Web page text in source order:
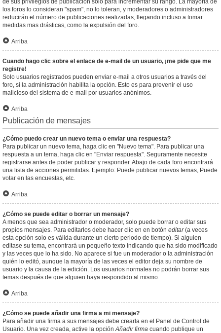
de sus privilegios de publicación solo para incrementar su rango. La mayoría de
los foros lo consideran "spam", no lo toleran, y moderadores o administradores
reducirán el número de publicaciones realizadas, llegando incluso a tomar
medidas mas drásticas, como la expulsión del foro.
Arriba
Cuando hago clic sobre el enlace de e-mail de un usuario, ¡me pide que me
registre!
Solo usuarios registrados pueden enviar e-mail a otros usuarios a través del
foro, si la administración habilita la opción. Esto es para prevenir el uso
malicioso del sistema de e-mail por usuarios anónimos.
Arriba
Publicación de mensajes
¿Cómo puedo crear un nuevo tema o enviar una respuesta?
Para publicar un nuevo tema, haga clic en "Nuevo tema". Para publicar una
respuesta a un tema, haga clic en "Enviar respuesta". Seguramente necesite
registrarse antes de poder publicar y responder. Abajo de cada foro encontrará
una lista de acciones permitidas. Ejemplo: Puede publicar nuevos temas, Puede
votar en las encuestas, etc.
Arriba
¿Cómo se puede editar o borrar un mensaje?
A menos que sea administrador o moderador, solo puede borrar o editar sus
propios mensajes. Para editarlos debe hacer clic en en botón editar(a veces
esta opción solo es válida durante un cierto periodo de tiempo). Si alguien
editase su tema, encontrará un pequeño texto indicando que ha sido modificado
y las veces que lo ha sido. No aparece si fue un moderador o la administración
quién lo editó, aunque la mayoría de las veces el editor deja su nombre de
usuario y la causa de la edición. Los usuarios normales no podrán borrar sus
temas después de que alguien haya respondido al mismo.
Arriba
¿Cómo se puede añadir una firma a mi mensaje?
Para añadir una firma a sus mensajes debe crearla en el Panel de Control de
Usuario. Una vez creada, active la opciónAñadir firma cuando publique un